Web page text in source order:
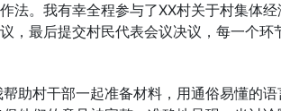
法。我有幸全程参与了XX村关于村集体经
，最后提交村民代表会议决议，每一个环
助村干部一起准备材料，用通俗易懂的